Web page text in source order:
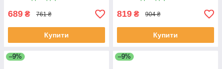
689 ₴ 761 ₴
Купити
819 ₴ 904 ₴
Купити
–9% –9%